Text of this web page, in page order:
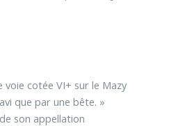
cotée VI+ sur le Mazy
que par une bête. »
son appellation